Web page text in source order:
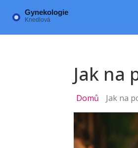
Jak na
Domů Jak na